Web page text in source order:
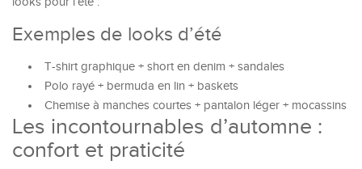
Exemples de looks d’été
T-shirt graphique + short en denim + sandales
Polo rayé + bermuda en lin + baskets
Chemise à manches courtes + pantalon léger + mocassins
Les incontournables d’automne :
confort et praticité